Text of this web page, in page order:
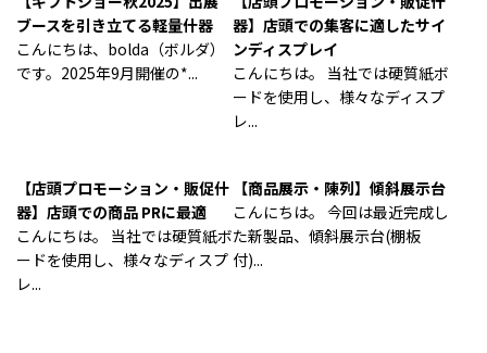
ブースを引き立てる軽量什器
こんにちは、bolda（ボルダ）
です。2025年9月開催の*...
器】店頭での集客に適したサイ
ンディスプレイ
こんにちは。 当社では硬質紙ボ
ードを使用し、様々なディスプ
レ...
【店頭プロモーション・販促什
器】店頭での商品 PRに最適
こんにちは。 当社では硬質紙ボ
ードを使用し、様々なディスプ
レ...
【商品展示・陳列】傾斜展示台
こんにちは。 今回は最近完成し
た新製品、傾斜展示台(棚板
付)...